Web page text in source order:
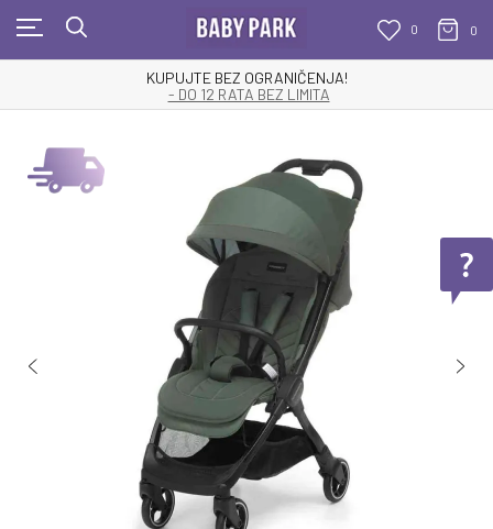
0 0
KUPUJTE BEZ OGRANIČENJA!
- DO 12 RATA BEZ LIMITA